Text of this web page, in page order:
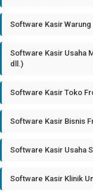
Software Kasir
Software Kasir Usaha
dll.)
Software Kasir Toko
Software Kasir Bisnis
Software Kasir Usaha
Software Kasir Klinik